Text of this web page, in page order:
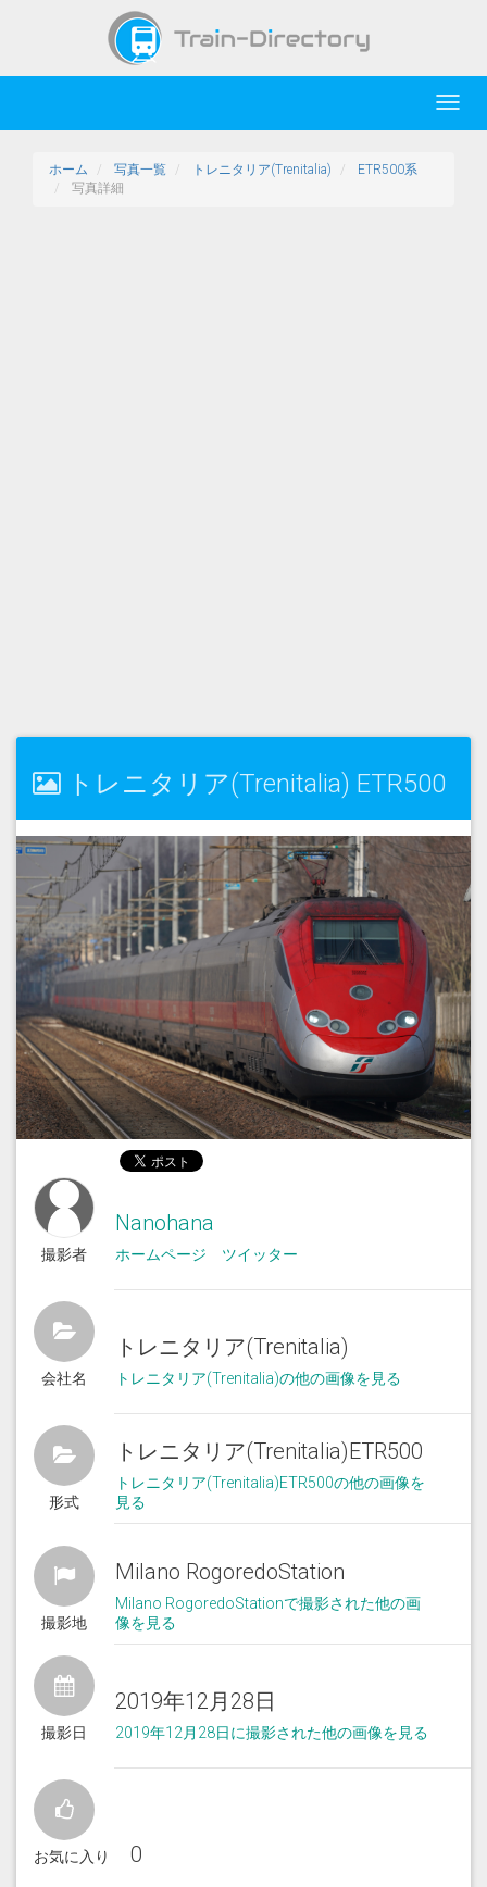
ホーム 写真一覧 トレニタリア(Trenitalia)
ETR500系
写真詳細
トレニタリア(Trenitalia) ETR500
撮影者
Nanohana
ホームページ ツイッター
会社名
トレニタリア(Trenitalia)
トレニタリア(Trenitalia)の他の画像を見る
形式
トレニタリア(Trenitalia)ETR500
トレニタリア(Trenitalia)ETR500の他の画像を
見る
撮影地
Milano RogoredoStation
Milano RogoredoStationで撮影された他の画
像を見る
撮影日
2019年12月28日
2019年12月28日に撮影された他の画像を見る
お気に入り 0